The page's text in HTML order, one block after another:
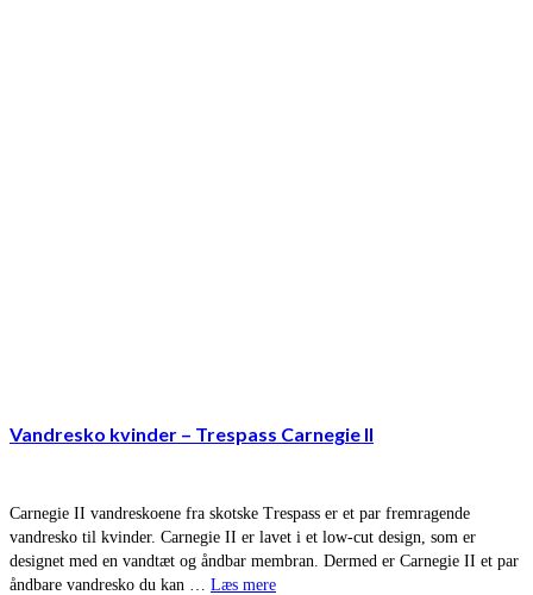
Vandresko kvinder – Trespass Carnegie II
Carnegie II vandreskoene fra skotske Trespass er et par fremragende
vandresko til kvinder. Carnegie II er lavet i et low-cut design, som er
designet med en vandtæt og åndbar membran. Dermed er Carnegie II et par
åndbare vandresko du kan … Læs mere